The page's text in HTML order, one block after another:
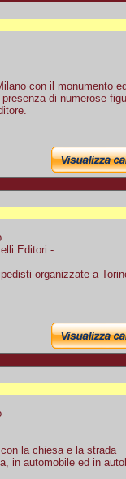
con il monumento
di numerose
Editori -
organizzate a
la chiesa e la strada
in automobile ed in